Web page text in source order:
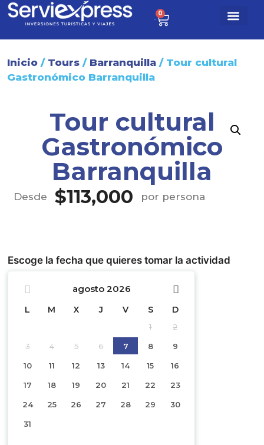
0
Inicio / Tours / Barranquilla / Tour cultural
Gastronómico Barranquilla
Tour cultural
Gastronómico
Barranquilla
Desde $113,000 por persona
Escoge la fecha que quieres tomar la actividad
agosto 2026
L M X J V S D
1 2
3 4 5 6 7 8 9
10 11 12 13 14 15 16
17 18 19 20 21 22 23
24 25 26 27 28 29 30
31